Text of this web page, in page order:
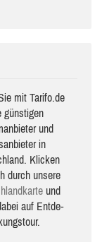
mit Tarifo.de
güns­ti­gen
und
in
Klicken
durch unsere
und
auf Ent­de­